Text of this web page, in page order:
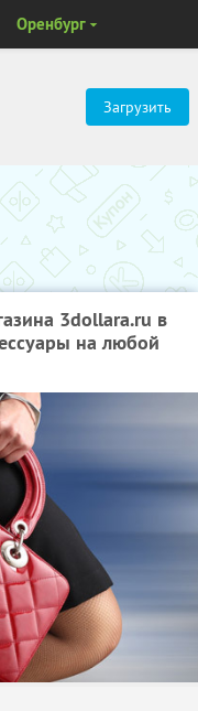
Загрузить
Оренбург
3dollara.ru в
на любой